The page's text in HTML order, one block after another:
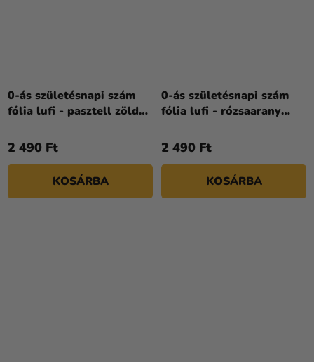
0-ás születésnapi szám
fólia lufi - pasztell zöld
2 490 Ft
KOSÁRBA
0-ás születésnapi szám
fólia lufi - rózsaarany
2 490 Ft
KOSÁRBA